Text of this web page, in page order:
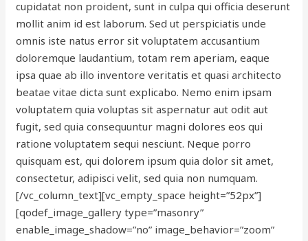
cupidatat non proident, sunt in culpa qui officia deserunt
mollit anim id est laborum. Sed ut perspiciatis unde
omnis iste natus error sit voluptatem accusantium
doloremque laudantium, totam rem aperiam, eaque
ipsa quae ab illo inventore veritatis et quasi architecto
beatae vitae dicta sunt explicabo. Nemo enim ipsam
voluptatem quia voluptas sit aspernatur aut odit aut
fugit, sed quia consequuntur magni dolores eos qui
ratione voluptatem sequi nesciunt. Neque porro
quisquam est, qui dolorem ipsum quia dolor sit amet,
consectetur, adipisci velit, sed quia non numquam.
[/vc_column_text][vc_empty_space height=”52px”]
[qodef_image_gallery type=”masonry”
enable_image_shadow=”no” image_behavior=”zoom”